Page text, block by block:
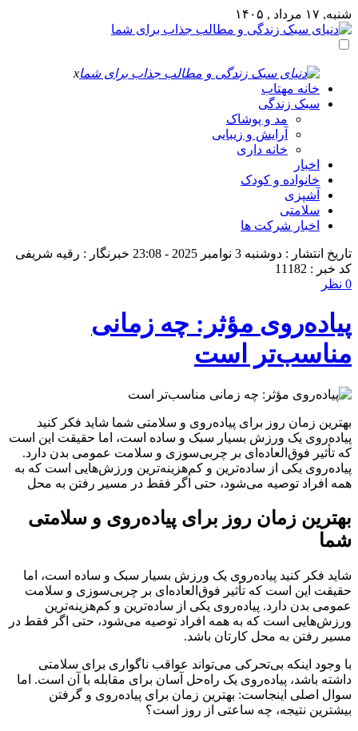
شنبه, ۱۷ مرداد , ۱۴۰۵
x
خانه مهتاب
سبک زندگی
مد و پوشاک
آرایش و زیبایی
خانه داری
اخبار
خانواده و کودک
آشپزی
سلامتی
اخبار شرکت ها
تاریخ انتشار : دوشنبه 3 نوامبر 2025 - 23:08
خبرنگار : رقیه شریفی
کد خبر : 11182
0 نظر
پیاده‌روی مؤثر: چه زمانی
مناسب‌تر است
بهترین زمان روز برای پیاده‌روی و سلامتی شما شاید فکر کنید
پیاده‌روی یک ورزش بسیار سبک و ساده است، اما حقیقت این است
که تأثیر فوق‌العاده‌ای بر چربی‌سوزی و سلامت عمومی بدن دارد.
پیاده‌روی یکی از ساده‌ترین و کم‌هزینه‌ترین ورزش‌هایی است که به
همه افراد توصیه می‌شود، حتی اگر فقط در مسیر رفتن به محل
بهترین زمان روز برای پیاده‌روی و سلامتی
شما
شاید فکر کنید پیاده‌روی یک ورزش بسیار سبک و ساده است، اما
حقیقت این است که تأثیر فوق‌العاده‌ای بر چربی‌سوزی و سلامت
عمومی بدن دارد. پیاده‌روی یکی از ساده‌ترین و کم‌هزینه‌ترین
ورزش‌هایی است که به همه افراد توصیه می‌شود، حتی اگر فقط در
مسیر رفتن به محل کارتان باشد.
با وجود اینکه بی‌تحرکی می‌تواند عواقب ناگواری برای سلامتی
داشته باشد، پیاده‌روی یک راه‌حل آسان برای مقابله با آن است. اما
سوال اصلی اینجاست: بهترین زمان برای پیاده‌روی و گرفتن
بیشترین نتیجه، چه ساعتی از روز است؟